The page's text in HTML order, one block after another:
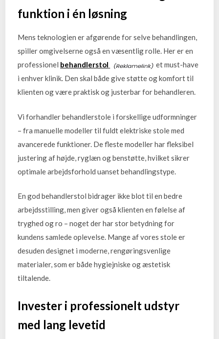
funktion i én løsning
Mens teknologien er afgørende for selve behandlingen,
spiller omgivelserne også en væsentlig rolle. Her er en
professionel behandlerstol
et must-have
i enhver klinik. Den skal både give støtte og komfort til
klienten og være praktisk og justerbar for behandleren.
Vi forhandler behandlerstole i forskellige udformninger
– fra manuelle modeller til fuldt elektriske stole med
avancerede funktioner. De fleste modeller har fleksibel
justering af højde, ryglæn og benstøtte, hvilket sikrer
optimale arbejdsforhold uanset behandlingstype.
En god behandlerstol bidrager ikke blot til en bedre
arbejdsstilling, men giver også klienten en følelse af
tryghed og ro – noget der har stor betydning for
kundens samlede oplevelse. Mange af vores stole er
desuden designet i moderne, rengøringsvenlige
materialer, som er både hygiejniske og æstetisk
tiltalende.
Invester i professionelt udstyr
med lang levetid